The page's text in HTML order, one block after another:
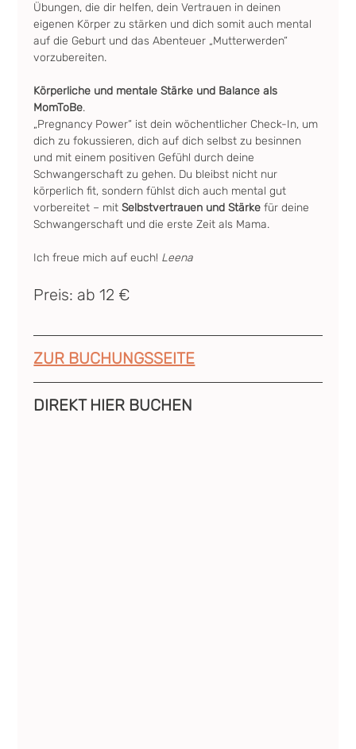
Übungen, die dir helfen, dein Vertrauen in deinen
eigenen Körper zu stärken und dich somit auch mental
auf die Geburt und das Abenteuer „Mutterwerden“
vorzubereiten.
Körperliche und mentale Stärke und Balance als
MomToBe.
„Pregnancy Power“ ist dein wöchentlicher Check-In, um
dich zu fokussieren, dich auf dich selbst zu besinnen
und mit einem positiven Gefühl durch deine
Schwangerschaft zu gehen. Du bleibst nicht nur
körperlich fit, sondern fühlst dich auch mental gut
vorbereitet – mit Selbstvertrauen und Stärke für deine
Schwangerschaft und die erste Zeit als Mama.
Ich freue mich auf euch! Leena
Preis: ab 12 €
ZUR BUCHUNGSSEITE
DIREKT HIER BUCHEN